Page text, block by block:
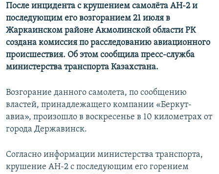
После инцидента с крушением самолёта АН-2 и
последующим его возгоранием 21 июля в
Жаркаинском районе Акмолинской области РК
создана комиссия по расследованию авиационного
происшествия. Об этом сообщила пресс-служба
министерства транспорта Казахстана.
Возгорание данного самолета, по сообщению
властей, принадлежащего компании «Беркут-
авиа», произошло в воскресенье в 10 километрах от
города Державинск.
Согласно информации министерства транспорта,
крушение АН-2 с последующим его горением